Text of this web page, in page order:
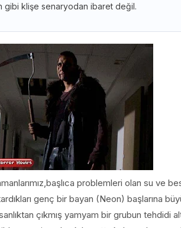
gibi klişe senaryodan ibaret değil.
problemleri olan su ve
genç bir bayan (Neon) başlarına
çıkmış yamyam bir grubun tehdidi